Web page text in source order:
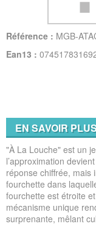
Référence : MGB-
Ean13 :
EN SAVOIR
"À La Louche" est un
l’approximation
réponse chiffrée, mais
fourchette dans
fourchette est étroite
mécanisme unique
surprenante, mêlant